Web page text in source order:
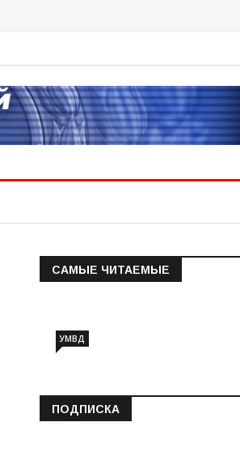
САМЫЕ ЧИТАЕМЫЕ
Информация о состоянии
УМВД
ПОДПИСКА